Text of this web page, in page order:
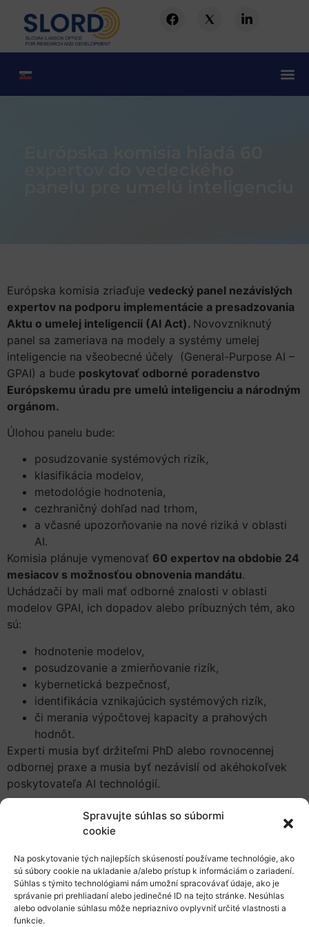
Spravujte súhlas so súbormi
cookie
Na poskytovanie tých najlepších skúseností používame technológie, ako
sú súbory cookie na ukladanie a/alebo prístup k informáciám o zariadení.
Súhlas s týmito technológiami nám umožní spracovávať údaje, ako je
správanie pri prehliadaní alebo jedinečné ID na tejto stránke. Nesúhlas
alebo odvolanie súhlasu môže nepriaznivo ovplyvniť určité vlastnosti a
funkcie.
Európska komisia zriaďuje vedecký panel nezávislých
expertov na podporu implementácie a presadzovania
Aktu o umelej inteligencii (AI Act). Novovzniknutý
panel sa zameriava na modely a systémy umelej
inteligencie na všeobecné účely (General-Purpose AI –
GPAI) a bude poskytovať odborné poradenstvo
Európskemu úradu pre umelú inteligenciu a národným
orgánom.
Úlohou panelu bude:
posudzovanie systémových rizík,
klasifikácia modelov,
metodológie hodnotenia,
cezhraničný dohľad nad trhom,
a včasné upozorňovanie na nové riziká v oblasti
AI.
Komisia plánuje vymenovať 60 expertov na obdobie 24
mesiacov s možnosťou obnovenia mandátu.
Uchádzači by mali mať odborné znalosti v oblasti
modelov GPAI, ich dopadov alebo príbuzných tém, ako
sú:
hodnotenie modelov,
posudzovanie a zmierňovanie rizík,
kybernetická bezpečnosť,
identifikácia vznikajúcich systémových rizík,
či merania výpočtovej kapacity a prahových
hodnôt.
Experti musia byť držiteľmi PhD alebo rovnocennej
odbornej praxe a musia byť nezávislí od akéhokoľvek
poskytovateľa AI technológií.
Výber bude zabezpečovať rodovú vyváženosť a
geografickú reprezentáciu členských štátov EÚ a krajín
% členov panelu musí pochádzať z EÚ alebo EFTA
krajín.
Tento panel predstavuje dôležitý krok k zodpovednému
a efektívnemu riadeniu rýchlo sa rozvíjajúcej oblasti